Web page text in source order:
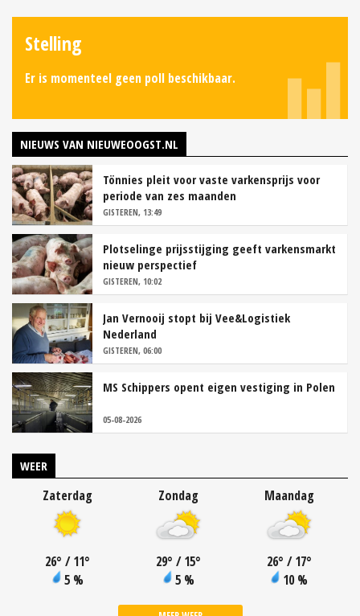
Stelling
Er is momenteel geen poll beschikbaar.
NIEUWS VAN NIEUWEOOGST.NL
Tönnies pleit voor vaste varkensprijs voor
periode van zes maanden
GISTEREN, 13:49
Plotselinge prijsstijging geeft varkensmarkt
nieuw perspectief
GISTEREN, 10:02
Jan Vernooij stopt bij Vee&Logistiek
Nederland
GISTEREN, 06:00
MS Schippers opent eigen vestiging in Polen
05-08-2026
WEER
Zaterdag
26° / 11°
5 %
Zondag
29° / 15°
5 %
Maandag
26° / 17°
10 %